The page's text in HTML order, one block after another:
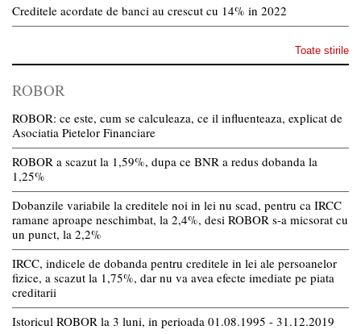
Creditele acordate de banci au crescut cu 14% in 2022
Toate stirile
ROBOR
ROBOR: ce este, cum se calculeaza, ce il influenteaza, explicat de
Asociatia Pietelor Financiare
ROBOR a scazut la 1,59%, dupa ce BNR a redus dobanda la
1,25%
Dobanzile variabile la creditele noi in lei nu scad, pentru ca IRCC
ramane aproape neschimbat, la 2,4%, desi ROBOR s-a micsorat cu
un punct, la 2,2%
IRCC, indicele de dobanda pentru creditele in lei ale persoanelor
fizice, a scazut la 1,75%, dar nu va avea efecte imediate pe piata
creditarii
Istoricul ROBOR la 3 luni, in perioada 01.08.1995 - 31.12.2019